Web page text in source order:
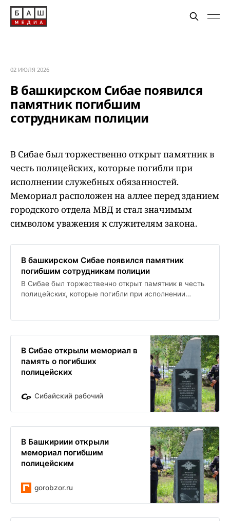
02 ИЮЛЯ 2026
В башкирском Сибае появился
памятник погибшим
сотрудникам полиции
В Сибае был торжественно открыт памятник в
честь полицейских, которые погибли при
исполнении служебных обязанностей.
Мемориал расположен на аллее перед зданием
городского отдела МВД и стал значимым
символом уважения к служителям закона.
В башкирском Сибае появился памятник
погибшим сотрудникам полиции
В Сибае был торжественно открыт памятник в честь
полицейских, которые погибли при исполнении
В Сибае открыли мемориал в
память о погибших
полицейских
Сибайский рабочий
В Башкириии открыли
мемориал погибшим
полицейским
gorobzor.ru